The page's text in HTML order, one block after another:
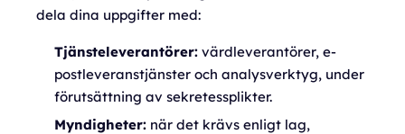
dela dina uppgifter med:
Tjänsteleverantörer: värdleverantörer, e-
postleveranstjänster och analysverktyg, under
förutsättning av sekretessplikter.
Myndigheter: när det krävs enligt lag,